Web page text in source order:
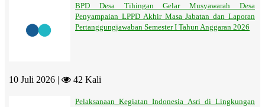
BPD Desa Tihingan Gelar Musyawarah Desa
Penyampaian LPPD Akhir Masa Jabatan dan Laporan
Pertanggungjawaban Semester I Tahun Anggaran 2026
10 Juli 2026 | 42 Kali
Pelaksanaan Kegiatan Indonesia Asri di Lingkungan